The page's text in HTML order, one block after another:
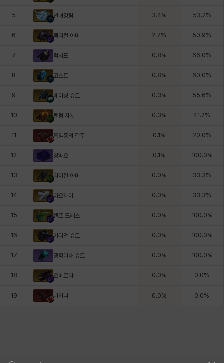
5 선녀강림 3.4% 53.2%
6 택티컬 아머 2.7% 50.9%
7 턱시도 0.8% 66.0%
8 고스트 0.8% 60.0%
9 레이싱 슈트 0.3% 55.6%
10 팬텀 자켓 0.3% 41.2%
11 흑염룡의 갑주 0.1 % 20.0%
12 창파오 0.1 % 100.0%
13 타이탄 아머 0.0% 33.3%
14 아오자이 0.0% 33.3%
15 엘프 드레스 0.0% 100.0%
16 가디언 슈트 0.0% 100.0%
17 광학미채 슈트 0.0% 100.0%
18 오메르타 0.0% 0.0%
19 비키니 0.0% 0.0%